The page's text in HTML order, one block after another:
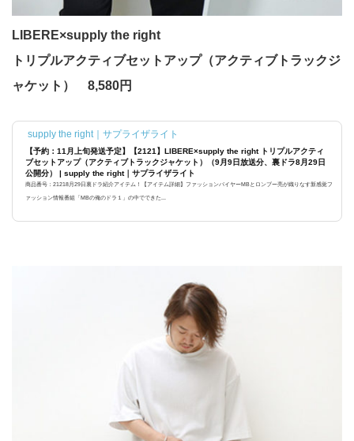
LIBERE×supply the right
トリプルアクティブセットアップ（アクティブトラックジ
ャケット） 8,580円
supply the right｜サプライザライト
【予約：11月上旬発送予定】【2121】LIBERE×supply the right トリプルアクティ
ブセットアップ（アクティブトラックジャケット）（9月9日放送分、裏ドラ8月29日
公開分） | supply the right｜サプライザライト
商品番号：21218月29日裏ドラ紹介アイテム！【アイテム詳細】ファッションバイヤーMBとロンブー亮が織りなす新感覚フ
ァッション情報番組「MBの俺のドラ１」の中でできた...